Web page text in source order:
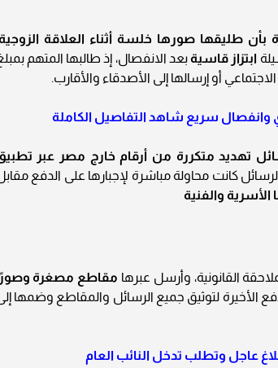
بأن طليقها صورها خلسة أثناء العلاقة
ابتزاز قاسيةبعد الانفصال، إذ طالبها المتهم
أو إرسالها إلى الأصدقاء والأقارب.
وانفصال سريع شاهد التفاصيل الكاملة
تهديد متكررة من أرقام خارج مصر عبر
كانت محاولة مباشرة لإجبارها على الدفع
والفنية
القانونية، وأرسل عبرها مقاطع مصغرة
الأخيرة لتوثيق جميع الرسائل والمقاطع وضمها